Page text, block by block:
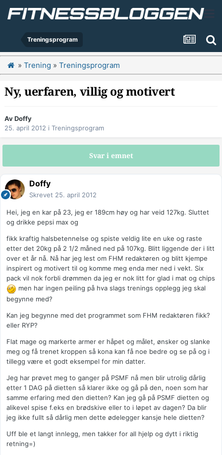
Treningsprogram
» Trening » Treningsprogram
Ny, uerfaren, villig og motivert
AvDoffy
25. april 2012 i Treningsprogram
Svar i emnet
Doffy
Skrevet 25. april 2012
Hei, jeg en kar på 23, jeg er 189cm høy og har veid 127kg. Sluttet
og drikke pepsi max og
fikk kraftig halsbetennelse og spiste veldig lite en uke og raste
etter det 20kg på 2 1/2 måned ned på 107kg. Blitt liggende der i litt
over et år nå. Nå har jeg lest om FHM redaktøren og blitt kjempe
inspirert og motivert til og komme meg enda mer ned i vekt. Six
pack vil nok forbli drømmen da jeg er nok litt for glad i mat og chips
men har ingen peiling på hva slags trenings opplegg jeg skal
begynne med?
Kan jeg begynne med det programmet som FHM redaktøren fikk?
eller RYP?
Flat mage og markerte armer er håpet og målet, ønsker og slanke
meg og få trenet kroppen så kona kan få noe bedre og se på og i
tillegg være et godt eksempel for min datter.
Jeg har prøvet meg to ganger på PSMF nå men blir utrolig dårlig
etter 1 DAG på dietten så klarer ikke og gå på den, noen som har
samme erfaring med den dietten? Kan jeg gå på PSMF dietten og
alikevel spise f.eks en brødskive eller to i løpet av dagen? Da blir
jeg ikke fullt så dårlig men dette ødelegger kansje hele dietten?
Uff ble et langt innlegg, men takker for all hjelp og dytt i riktig
retning=)